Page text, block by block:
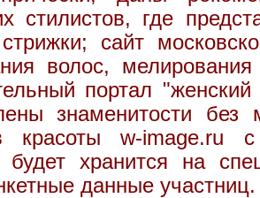
стилистов, где
стрижки; сайт
волос,
портал
знаменитости
красоты w-image.ru
будет хранится на
данные